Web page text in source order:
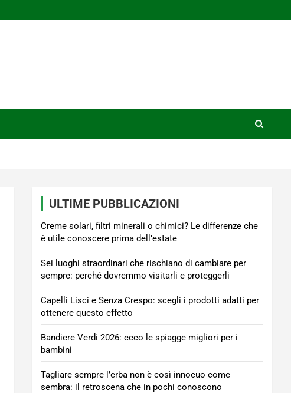
ULTIME PUBBLICAZIONI
Creme solari, filtri minerali o chimici? Le differenze che
è utile conoscere prima dell’estate
Sei luoghi straordinari che rischiano di cambiare per
sempre: perché dovremmo visitarli e proteggerli
Capelli Lisci e Senza Crespo: scegli i prodotti adatti per
ottenere questo effetto
Bandiere Verdi 2026: ecco le spiagge migliori per i
bambini
Tagliare sempre l’erba non è così innocuo come
sembra: il retroscena che in pochi conoscono